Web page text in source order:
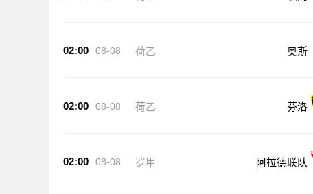
02:00 08-08 荷乙 奥斯
02:00 08-08 荷乙 芬洛
02:00 08-08 罗甲 阿拉德联队